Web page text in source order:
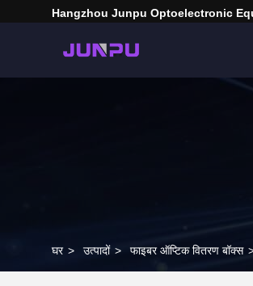
Hangzhou Junpu Optoelectronic
घर > उत्पादों > फाइबर ऑप्टिक वितरण बॉक्स